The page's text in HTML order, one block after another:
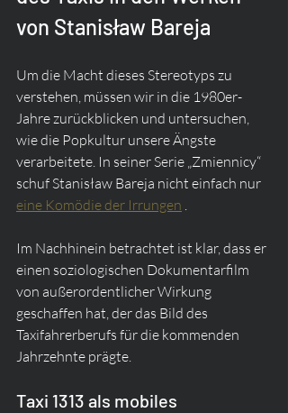
von Stanisław Bareja
Um die Macht dieses Stereotyps zu
verstehen, müssen wir in die 1980er-
Jahre zurückblicken und untersuchen,
wie die Popkultur unsere Ängste
verarbeitete. In seiner Serie „Zmiennicy“
schuf Stanisław Bareja nicht einfach nur
eine Komödie der Irrungen .
Im Nachhinein betrachtet ist klar, dass er
einen soziologischen Dokumentarfilm
von außerordentlicher Wirkung
geschaffen hat, der das Bild des
Taxifahrerberufs für die kommenden
Jahrzehnte prägte.
Taxi 1313 als mobiles